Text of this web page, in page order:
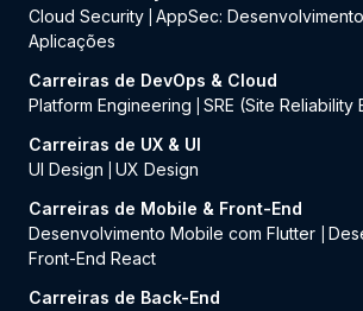
Cloud Security AppSec:
Aplicações
Carreiras de DevOps & Cloud
Platform Engineering
SRE (Site Reliability
Carreiras de UX & UI
UI Design
UX Design
Carreiras de Mobile & Front-End
Desenvolvimento Mobile com Flutter
Front-End React
Carreiras de Back-End